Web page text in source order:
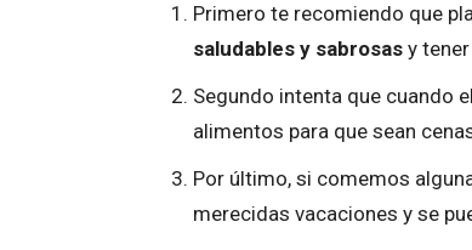
Primero te recomiendo que
saludables y sabrosas y
Segundo intenta que cuando
alimentos para que sean
Por último, si comemos
merecidas vacaciones y se